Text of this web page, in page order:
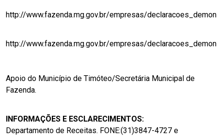
http://www.fazenda.mg.gov.br/empresas/
http://www.fazenda.mg.gov.br/empresas/
Apoio do Município de Timóteo/Secretária Municipal de
Fazenda.
INFORMAÇÕES E ESCLARECIMENTOS:
Departamento de Receitas. FONE:(31)3847-4727 e